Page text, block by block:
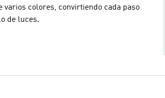
varios colores, convirtiendo cada paso
de luces.